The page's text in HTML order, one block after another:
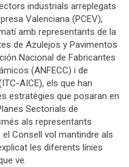
industrials arreplegats
Valenciana (PCEV),
amb representants de la
de Azulejos y Pavimentos
Nacional de Fabricantes
(ANFECC) i de
AICE), els que han
estratègies que posaran en
Sectorials de
als representants
Consell vol mantindre als
les diferents línies
ve.